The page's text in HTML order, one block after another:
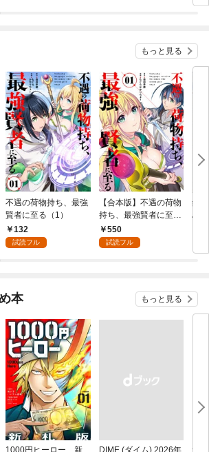
もっと見る
不遇の荷物持ち、最強
賢者に至る（1）
132
試読フル
【合本版】不遇の荷物
持ち、最強賢者に至る
（1）(おまけ付き)
550
試読フル
錬
島
本 もっと見る
1000円ヒーロー 新 DIME (ダイム) 2026年 追